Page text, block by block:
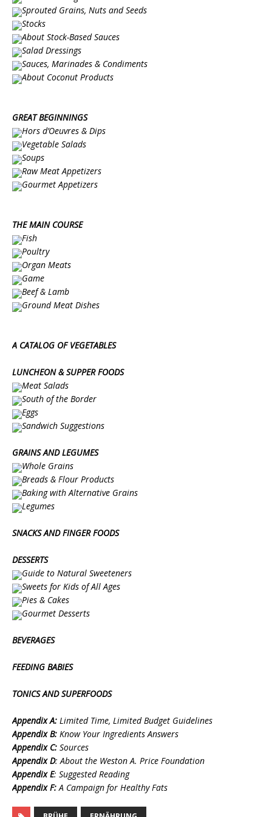
Sprouted Grains, Nuts and Seeds
Stocks
About Stock-Based Sauces
Salad Dressings
Sauces, Marinades & Condiments
About Coconut Products
GREAT BEGINNINGS
Hors d’Oeuvres & Dips
Vegetable Salads
Soups
Raw Meat Appetizers
Gourmet Appetizers
THE MAIN COURSE
Fish
Poultry
Organ Meats
Game
Beef & Lamb
Ground Meat Dishes
A CATALOG OF VEGETABLES
LUNCHEON & SUPPER FOODS
Meat Salads
South of the Border
Eggs
Sandwich Suggestions
GRAINS AND LEGUMES
Whole Grains
Breads & Flour Products
Baking with Alternative Grains
Legumes
SNACKS AND FINGER FOODS
DESSERTS
Guide to Natural Sweeteners
Sweets for Kids of All Ages
Pies & Cakes
Gourmet Desserts
BEVERAGES
FEEDING BABIES
TONICS AND SUPERFOODS
Appendix A: Limited Time, Limited Budget Guidelines
Appendix B: Know Your Ingredients Answers
Appendix C: Sources
Appendix D: About the Weston A. Price Foundation
Appendix E: Suggested Reading
Appendix F:A Campaign for Healthy Fats